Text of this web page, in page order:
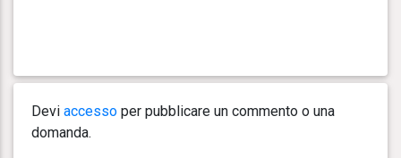
Devi accesso per pubblicare un commento o una
domanda.